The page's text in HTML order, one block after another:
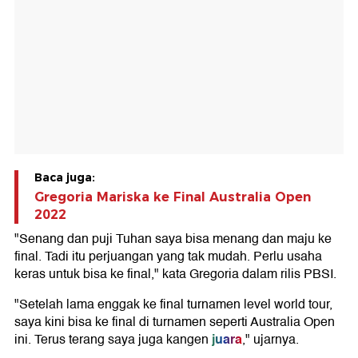
Baca juga:
Gregoria Mariska ke Final Australia Open
2022
"Senang dan puji Tuhan saya bisa menang dan maju ke
final. Tadi itu perjuangan yang tak mudah. Perlu usaha
keras untuk bisa ke final," kata Gregoria dalam rilis PBSI.
"Setelah lama enggak ke final turnamen level world tour,
saya kini bisa ke final di turnamen seperti Australia Open
ini. Terus terang saya juga kangenjuara," ujarnya.